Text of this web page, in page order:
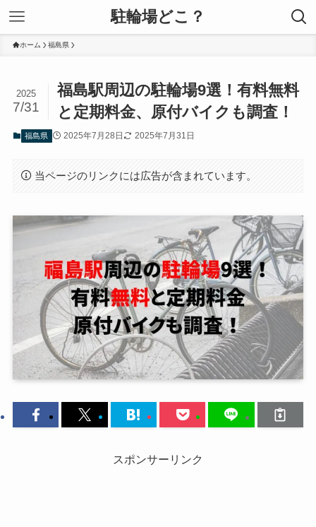
駐輪場どこ？
ホーム 福島県
福島駅周辺の駐輪場9選！有料無料
と定期料金、原付バイクも調査！
2025
7/31
福島県 2025年7月28日 2025年7月31日
当ページのリンクには広告が含まれています。
スポンサーリンク